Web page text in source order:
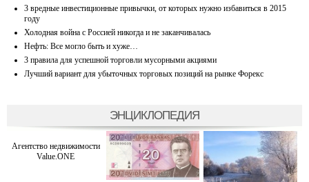
3 вредные инвестиционные привычки, от которых нужно избавиться в 2015
году
Холодная война с Россией никогда и не заканчивалась
Нефть: Все могло быть и хуже…
3 правила для успешной торговли мусорными акциями
Лучший вариант для убыточных торговых позиций на рынке Форекс
ЭНЦИКЛОПЕДИЯ
Агентство недвижимости
Value.ONE